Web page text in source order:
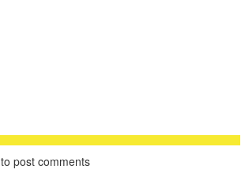
to post comments